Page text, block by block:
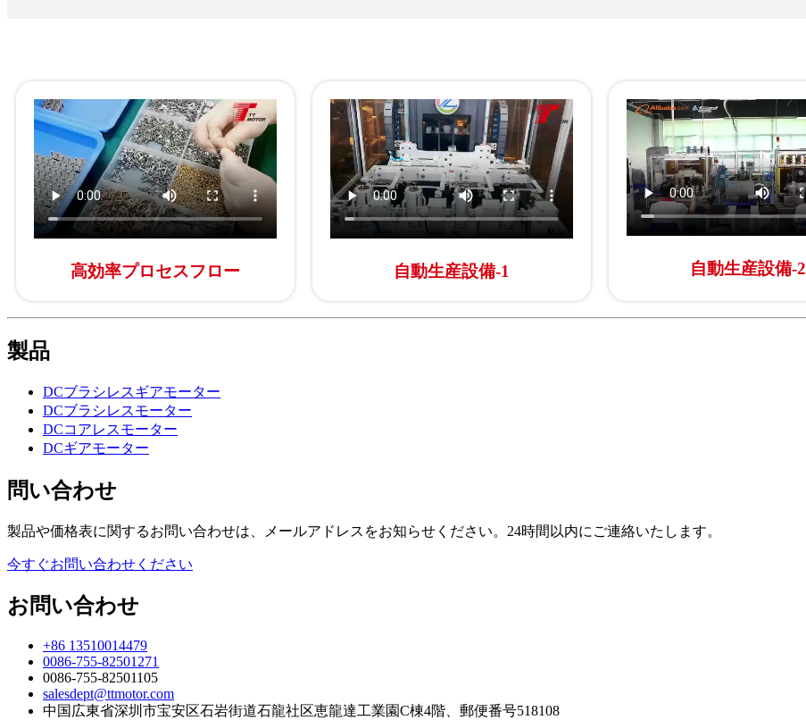
高効率プロセスフロー 自動生産設備-1 自動生産設備-2
製品
DCブラシレスギアモーター
DCブラシレスモーター
DCコアレスモーター
DCギアモーター
問い合わせ
製品や価格表に関するお問い合わせは、メールアドレスをお知らせください。24時間以内にご連絡いたします。
今すぐお問い合わせください
お問い合わせ
+86 13510014479
0086-755-82501271
0086-755-82501105
salesdept@ttmotor.com
中国広東省深圳市宝安区石岩街道石龍社区恵龍達工業園C棟4階、郵便番号518108